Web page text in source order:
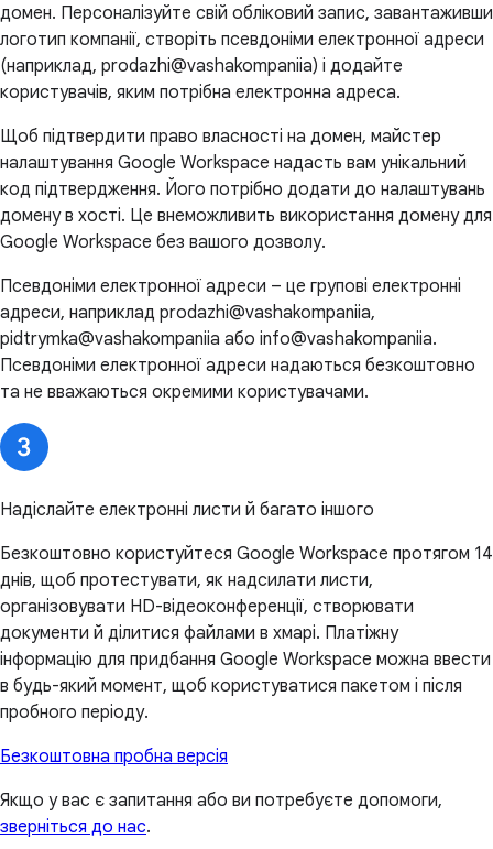
домен. Персоналізуйте свій обліковий запис, завантаживши
логотип компанії, створіть псевдоніми електронної адреси
(наприклад, prodazhi@vashakompaniia) і додайте
користувачів, яким потрібна електронна адреса.
Щоб підтвердити право власності на домен, майстер
налаштування Google Workspace надасть вам унікальний
код підтвердження. Його потрібно додати до налаштувань
домену в хості. Це внеможливить використання домену для
Google Workspace без вашого дозволу.
Псевдоніми електронної адреси – це групові електронні
адреси, наприклад prodazhi@vashakompaniia,
pidtrymka@vashakompaniia або info@vashakompaniia.
Псевдоніми електронної адреси надаються безкоштовно
та не вважаються окремими користувачами.
Надіслайте електронні листи й багато іншого
Безкоштовно користуйтеся Google Workspace протягом 14
днів, щоб протестувати, як надсилати листи,
організовувати HD-відеоконференції, створювати
документи й ділитися файлами в хмарі. Платіжну
інформацію для придбання Google Workspace можна ввести
в будь-який момент, щоб користуватися пакетом і після
пробного періоду.
Безкоштовна пробна версія
Якщо у вас є запитання або ви потребуєте допомоги,
зверніться до нас.